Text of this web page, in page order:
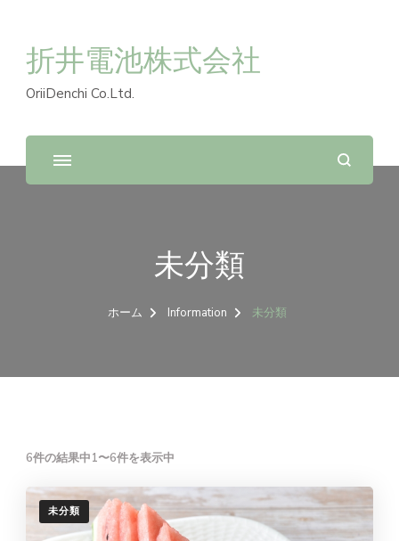
折井電池株式会社
OriiDenchi Co.Ltd.
未分類
ホーム Information 未分類
6件の結果中1〜6件を表示中
未分類